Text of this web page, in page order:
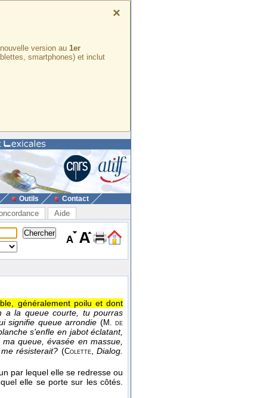
×
version au 1er
smartphones) et inclut
Outils Contact
Aide
généralement poilu et dont
a la queue courte, tu pourras
signifie queue arrondie (M. de
s'enfle en jabot éclatant,
queue, évasée en massue,
résisterait? (Colette,Dialog.
par lequel elle se redresse ou
elle se porte sur les côtés.